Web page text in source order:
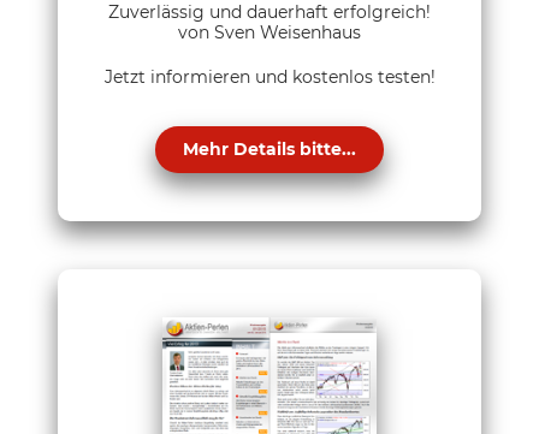
Zuverlässig und dauerhaft erfolgreich!
von Sven Weisenhaus
Jetzt informieren und kostenlos testen!
Mehr Details bitte...